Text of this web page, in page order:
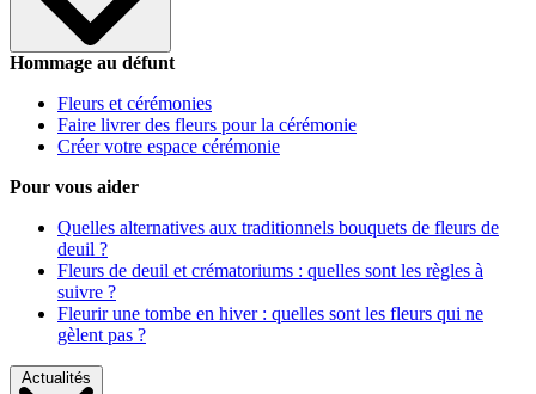
Hommage au défunt
Fleurs et cérémonies
Faire livrer des fleurs pour la cérémonie
Créer votre espace cérémonie
Pour vous aider
Quelles alternatives aux traditionnels bouquets de fleurs de
deuil ?
Fleurs de deuil et crématoriums : quelles sont les règles à
suivre ?
Fleurir une tombe en hiver : quelles sont les fleurs qui ne
gèlent pas ?
Actualités